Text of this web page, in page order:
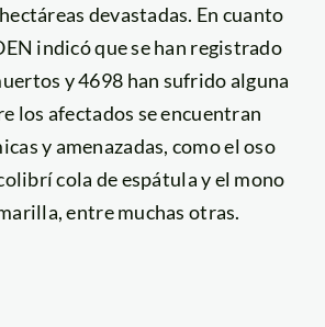
devastadas. En cuanto
indicó que se han registrado
y 4698 han sufrido alguna
los afectados se encuentran
y amenazadas, como el oso
cola de espátula y el mono
entre muchas otras.